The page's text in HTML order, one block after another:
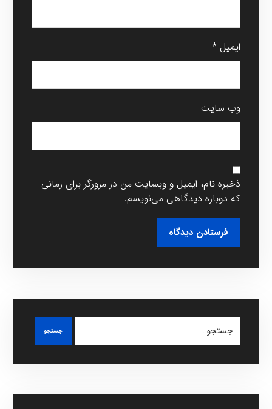
ایمیل*
وب‌ سایت
ذخیره نام، ایمیل و وبسایت من در مرورگر برای زمانی
که دوباره دیدگاهی می‌نویسم.
فرستادن دیدگاه
جستجو